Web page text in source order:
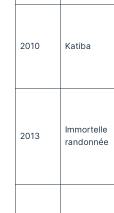
2010 Katiba
2013
Immortelle
randonnée